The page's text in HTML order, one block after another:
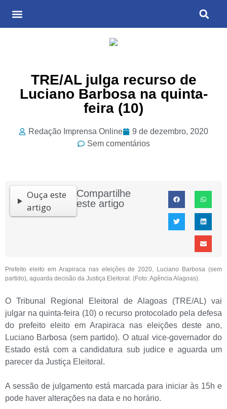
TRE/AL julga recurso de
Luciano Barbosa na quinta-
feira (10)
Redação Imprensa Online
9 de dezembro, 2020
Sem comentários
Ouça este
artigo
Compartilhe
este artigo
Prefeito eleito em Arapiraca nas eleições de 2020, Luciano Barbosa (sem
partido), aguarda decisão da Justiça Eleitoral. (Foto: Agência Alagoas).
O Tribunal Regional Eleitoral de Alagoas (TRE/AL) vai
julgar na quinta-feira (10) o recurso protocolado pela defesa
do prefeito eleito em Arapiraca nas eleições deste ano,
Luciano Barbosa (sem partido). O atual vice-governador do
Estado está com a candidatura sub judice e aguarda um
parecer da Justiça Eleitoral.
A sessão de julgamento está marcada para iniciar às 15h e
pode haver alterações na data e no horário.